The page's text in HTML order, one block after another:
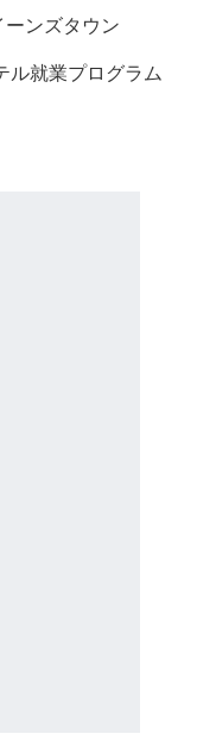
ンズタウン
ル就業プログラム